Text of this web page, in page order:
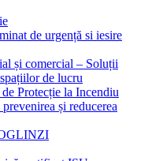
de urgență si iesire
și comercial – Soluții
de lucru
Protecție la Incendiu
și reducerea